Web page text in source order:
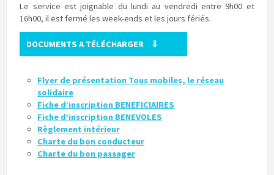
Le service est joignable du lundi au vendredi entre 9h00 et
16h00, il est fermé les week-ends et les jours fériés.
DOCUMENTS A TÉLÉCHARGER ⇩
Flyer de présentation Tous mobiles, le réseau
solidaire
Fiche d’inscription BENEFICIAIRES
Fiche d’inscription BENEVOLES
Règlement intérieur
Charte du bon conducteur
Charte du bon passager